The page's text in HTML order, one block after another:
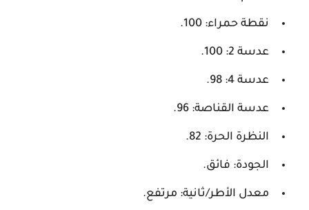
نقطة حمراء: 100.
عدسة 2: 100.
عدسة 4: 98.
عدسة القناصة: 96.
النظرة الحرة: 82.
الجودة: فائق.
معدل الأطر/ثانية: مرتفع.